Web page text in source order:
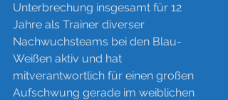
Unterbrechung insgesamt für 12
Jahre als Trainer diverser
Nachwuchsteams bei den Blau-
Weißen aktiv und hat
mitverantwortlich für einen großen
Aufschwung gerade im weiblichen